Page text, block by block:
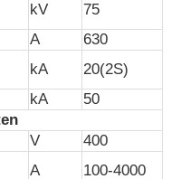
kV
75
A
630
kA
20(2S)
kA
50
V
400
A 100-4000